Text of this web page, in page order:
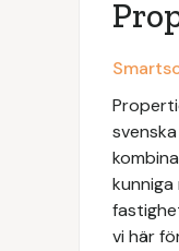
vi här